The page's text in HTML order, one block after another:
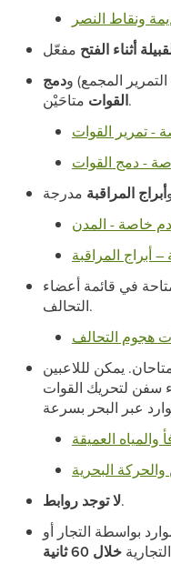
ونقاط النصر
أثناء الفتح
المجمع) ودمج
القواتمتاحَيْن.
- تمرير القوات
- دمج القوات
أبراج المراقبة
خاصة - المدن
أبراج المراقبة
في قائمة أعضاء
التحالف.
هجوم التحالف
يمكن لللاعبين
سفن لتحريك القوات
العميقة
البحرية
لا توجد روابط.
بواسطة التجار أو
خلال 60 ثانية